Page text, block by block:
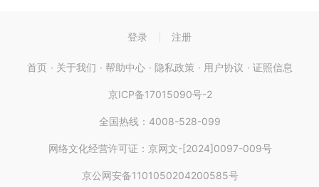
登录 注册
首页 关于我们 帮助中心 隐私政策 用户协议 证照信息
京ICP备17015090号-2
全国热线：4008-528-099
网络文化经营许可证：京网文-[2024]0097-009号
京公网安备1101050204200585号